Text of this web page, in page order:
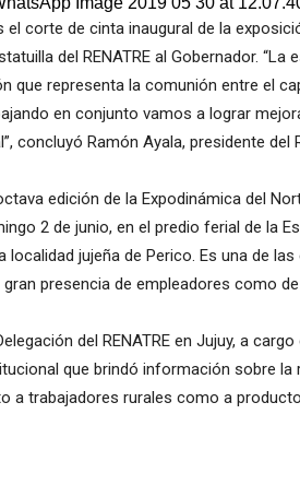
el corte de cinta inaugural de la
del RENATRE al Gobernador.
que representa la comunión entre el
en conjunto vamos a lograr
concluyó Ramón Ayala, presidente del
edición de la Expodinámica del
2 de junio, en el predio ferial de la
localidad jujeña de Perico. Es una de
presencia de empleadores como
del RENATRE en Jujuy, a
que brindó información sobre la
a trabajadores rurales como a